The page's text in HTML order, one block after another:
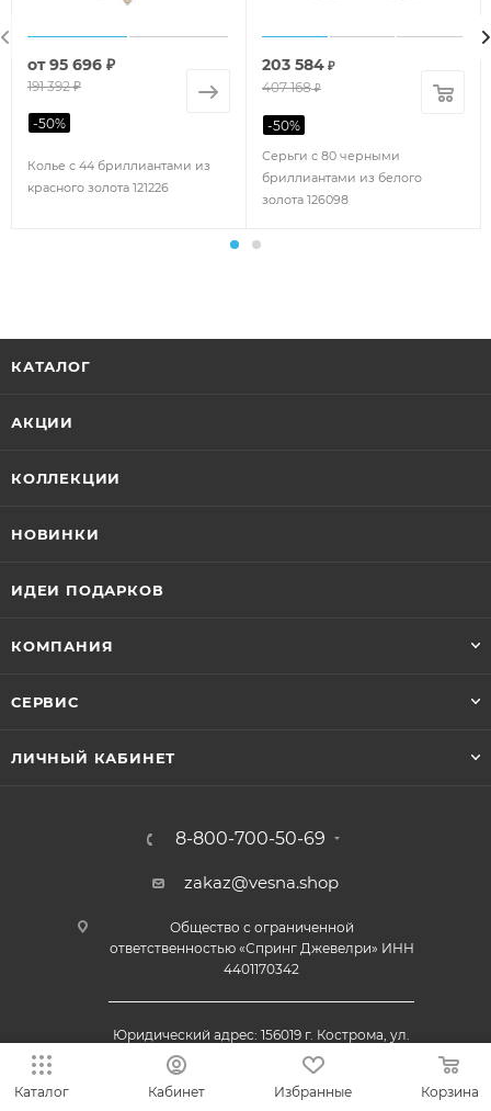
Колье с 44 бриллиантами из
красного золота 121226
от95 696 ₽
191 392 ₽
-50%
Серьги с 80 черными
бриллиантами из белого
золота 126098
203 584 ₽
407 168₽
-50%
КАТАЛОГ
АКЦИИ
КОЛЛЕКЦИИ
НОВИНКИ
ИДЕИ ПОДАРКОВ
КОМПАНИЯ
СЕРВИС
ЛИЧНЫЙ КАБИНЕТ
8-800-700-50-69
zakaz@vesna.shop
Общество с ограниченной
ответственностью «Спринг Джевелри» ИНН
4401170342
Юридический адрес: 156019 г. Кострома, ул.
Индустриальная, д. 50/2, помещение 9, к. 19.
Каталог Кабинет Избранные Корзина